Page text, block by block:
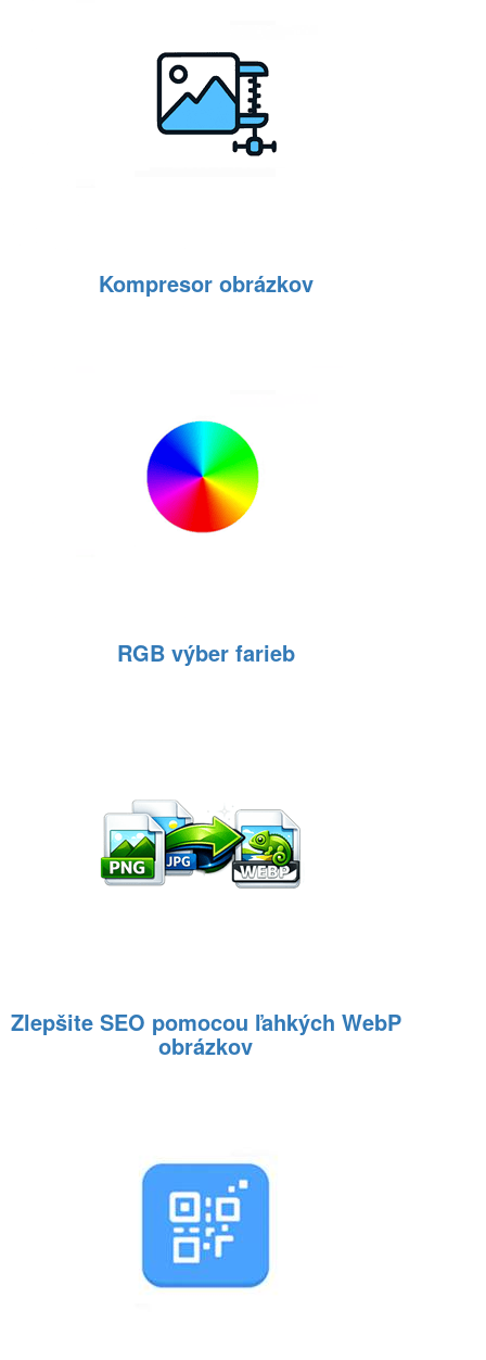
Kompresor obrázkov
RGB výber farieb
Zlepšite SEO pomocou ľahkých WebP
obrázkov